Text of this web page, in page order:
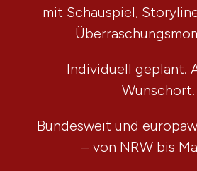
mit Schauspiel,
Individuell geplant.
Wunschort.
Bundesweit und
– von NRW bis